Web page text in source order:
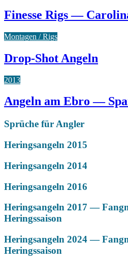
Finesse Rigs —
Montagen / Rigs
Drop-Shot Angeln
2013
Angeln am Ebro —
Sprüche für Angler
Heringsangeln 2015
Heringsangeln 2014
Heringsangeln 2016
Heringsangeln 2017 —
Heringssaison
Heringsangeln 2024 —
Heringssaison